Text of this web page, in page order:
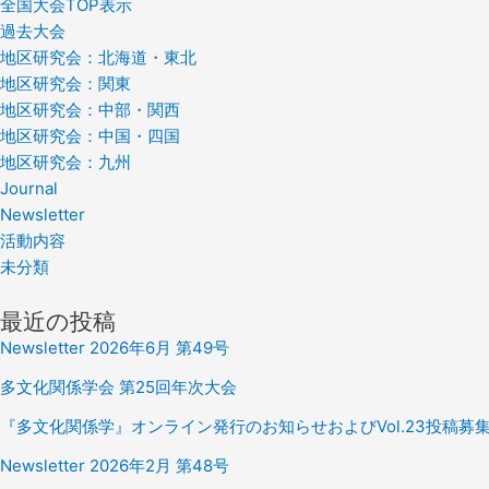
全国大会TOP表示
過去大会
地区研究会：北海道・東北
地区研究会：関東
地区研究会：中部・関西
地区研究会：中国・四国
地区研究会：九州
Journal
Newsletter
活動内容
未分類
最近の投稿
Newsletter 2026年6月 第49号
多文化関係学会 第25回年次大会
『多文化関係学』オンライン発行のお知らせおよびVol.23投稿募
Newsletter 2026年2月 第48号